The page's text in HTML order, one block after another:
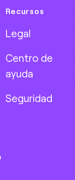
Recursos
Legal
Centro de
ayuda
Seguridad